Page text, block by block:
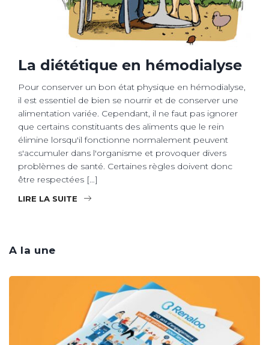
La diététique en hémodialyse
Pour conserver un bon état physique en hémodialyse,
il est essentiel de bien se nourrir et de conserver une
alimentation variée. Cependant, il ne faut pas ignorer
que certains constituants des aliments que le rein
élimine lorsqu'il fonctionne normalement peuvent
s'accumuler dans l'organisme et provoquer divers
problèmes de santé. Certaines règles doivent donc
être respectées […]
LIRE LA SUITE
A la une